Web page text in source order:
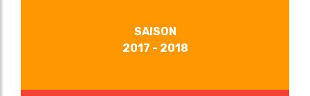
SAISON
2017 - 2018